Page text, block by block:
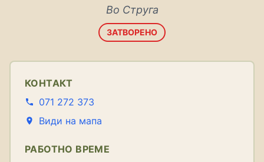
Во Струга
ЗАТВОРЕНО
КОНТАКТ
071 272 373
Види на мапа
РАБОТНО ВРЕМЕ